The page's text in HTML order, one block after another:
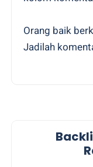
Orang baik
Jadilah